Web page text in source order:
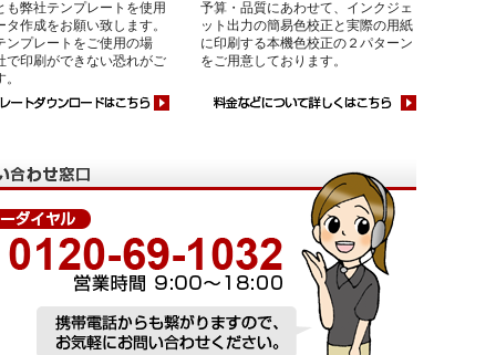
も弊社テンプレートを使用
タ作成をお願い致します。
ンプレートをご使用の場
で印刷ができない恐れがご
予算・品質にあわせて、インクジェ
ット出力の簡易色校正と実際の用紙
に印刷する本機色校正の２パターン
をご用意しております。